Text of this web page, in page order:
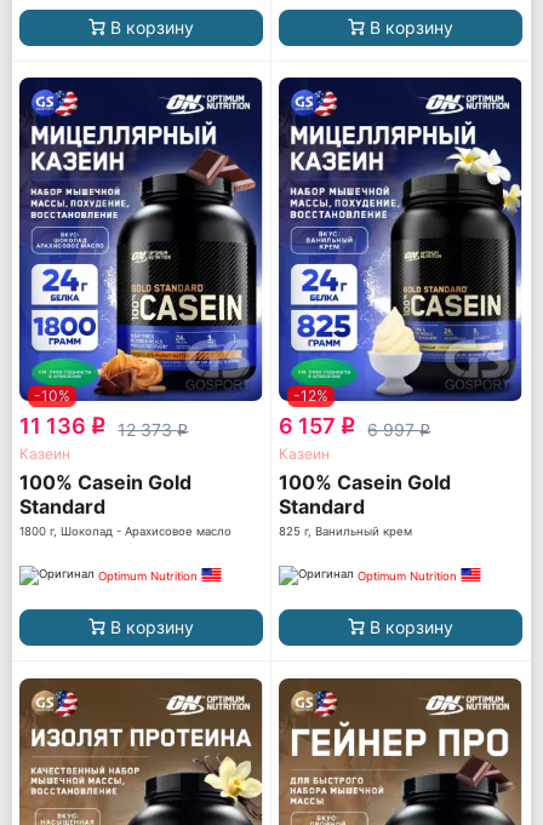
В корзину В корзину
-10%
11 136 q 12 373q
Казеин
100% Casein Gold
Standard
1800 г, Шоколад - Арахисовое масло
Optimum Nutrition
В корзину
-12%
6 157 q 6 997q
Казеин
100% Casein Gold
Standard
825 г, Ванильный крем
Optimum Nutrition
В корзину